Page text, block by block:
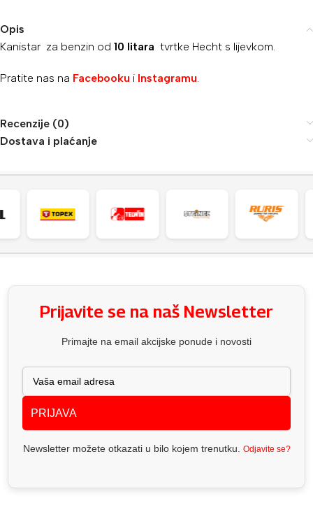
Opis
Kanistar za benzin od 10 litara tvrtke Hecht s lijevkom.
Pratite nas na Facebooku i Instagramu
Recenzije (0)
Dostava i plaćanje
Prijavite se na naš Newsletter
Primajte na email akcijske ponude i novosti
PRIJAVA
Newsletter možete otkazati u bilo kojem trenutku. Odjavite se?